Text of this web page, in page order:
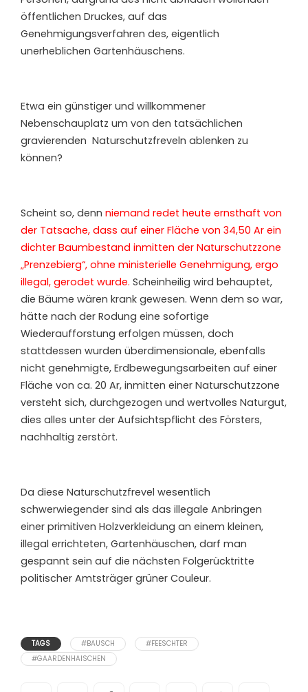
öffentlichen Druckes, auf das
Genehmigungsverfahren des, eigentlich
unerheblichen Gartenhäuschens.
Etwa ein günstiger und willkommener
Nebenschauplatz um von den tatsächlichen
gravierenden Naturschutzfreveln ablenken zu
können?
Scheint so, denn niemand redet heute ernsthaft von
der Tatsache, dass auf einer Fläche von 34,50 Ar ein
dichter Baumbestand inmitten der Naturschutzzone
„Prenzebierg“, ohne ministerielle Genehmigung, ergo
illegal, gerodet wurde. Scheinheilig wird behauptet,
die Bäume wären krank gewesen. Wenn dem so war,
hätte nach der Rodung eine sofortige
Wiederaufforstung erfolgen müssen, doch
stattdessen wurden überdimensionale, ebenfalls
nicht genehmigte, Erdbewegungsarbeiten auf einer
Fläche von ca. 20 Ar, inmitten einer Naturschutzzone
versteht sich, durchgezogen und wertvolles Naturgut,
dies alles unter der Aufsichtspflicht des Försters,
nachhaltig zerstört.
Da diese Naturschutzfrevel wesentlich
schwerwiegender sind als das illegale Anbringen
einer primitiven Holzverkleidung an einem kleinen,
illegal errichteten, Gartenhäuschen, darf man
gespannt sein auf die nächsten Folgerücktritte
politischer Amtsträger grüner Couleur.
TAGS #BAUSCH
#FEESCHTER
#GAARDENHAISCHEN